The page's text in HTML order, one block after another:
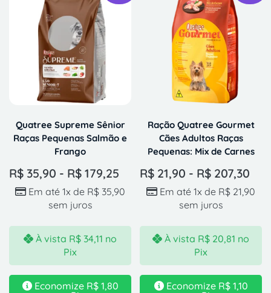
Quatree Supreme Sênior
Raças Pequenas Salmão e
Frango
R$ 35,90 - R$ 179,25
Em até 1x de R$ 35,90
sem juros
À vista R$ 34,11 no
Pix
Economize R$1,80
Ração Quatree Gourmet
Cães Adultos Raças
Pequenas: Mix de Carnes
R$ 21,90 - R$ 207,30
Em até 1x de R$ 21,90
sem juros
À vista R$ 20,81 no
Pix
Economize R$1,10